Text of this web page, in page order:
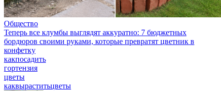
Общество
Теперь все клумбы выглядят аккуратно: 7 бюджетных
бордюров своими руками, которые превратят цветник в
конфетку
какпосадить
гортензия
цветы
каквыраститьцветы